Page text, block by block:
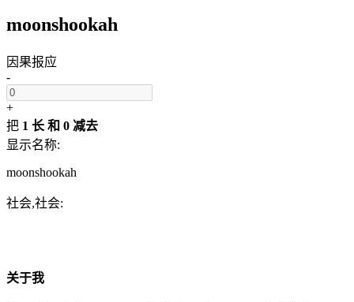
moonshookah
因果报应
-
+
把 1 长 和 0 减去
显示名称:
moonshookah
社会,社会:
关于我